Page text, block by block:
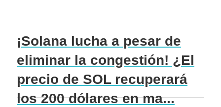
¡Solana lucha a pesar de
eliminar la congestión! ¿El
precio de SOL recuperará
los 200 dólares en ma...